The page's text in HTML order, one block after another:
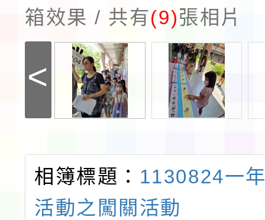
箱效果 / 共有(9)張相片
<
相簿標題： 1130824一
活動之闖關活動